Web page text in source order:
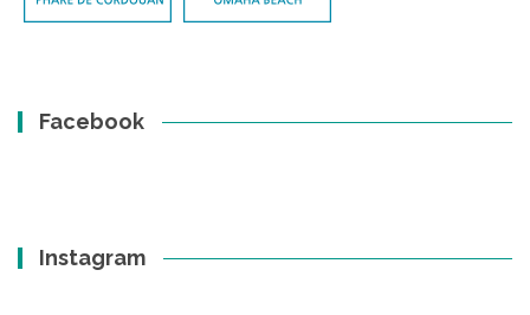
Facebook
Instagram